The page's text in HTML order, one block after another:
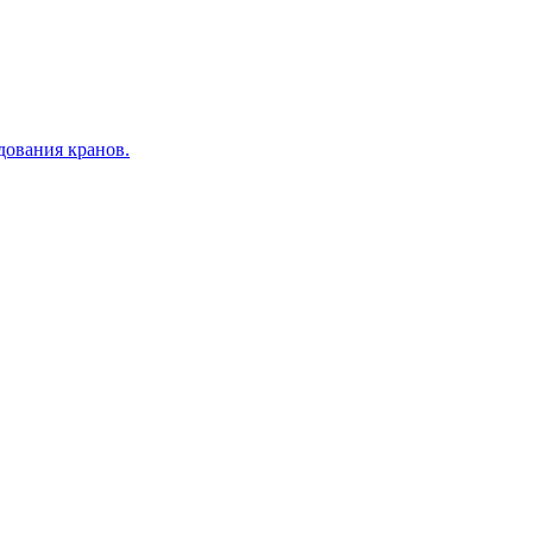
кранов.